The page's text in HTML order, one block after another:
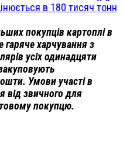
в 180 тисяч тонн
покупців картоплі в
гаряче харчування з
усіх одинадцяти
Умови участі в
від звичного для
покупцю.